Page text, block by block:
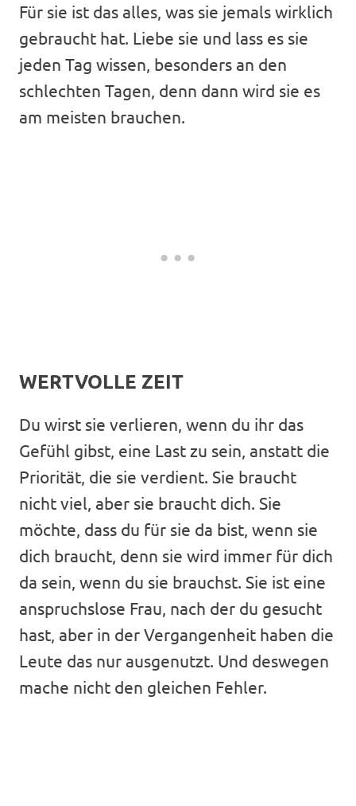
Für sie ist das alles, was sie jemals wirklich
gebraucht hat. Liebe sie und lass es sie
jeden Tag wissen, besonders an den
schlechten Tagen, denn dann wird sie es
am meisten brauchen.
WERTVOLLE ZEIT
Du wirst sie verlieren, wenn du ihr das
Gefühl gibst, eine Last zu sein, anstatt die
Priorität, die sie verdient. Sie braucht
nicht viel, aber sie braucht dich. Sie
möchte, dass du für sie da bist, wenn sie
dich braucht, denn sie wird immer für dich
da sein, wenn du sie brauchst. Sie ist eine
anspruchslose Frau, nach der du gesucht
hast, aber in der Vergangenheit haben die
Leute das nur ausgenutzt. Und deswegen
mache nicht den gleichen Fehler.